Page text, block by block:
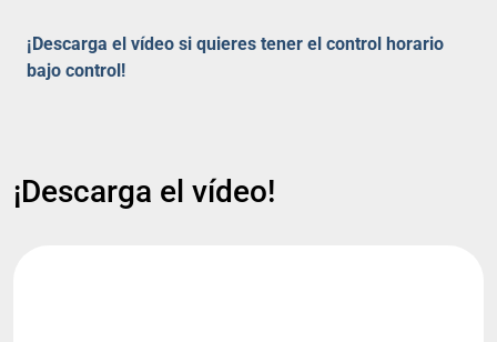
¡Descarga el vídeo si quieres tener el control horario
bajo control!
¡Descarga el vídeo!